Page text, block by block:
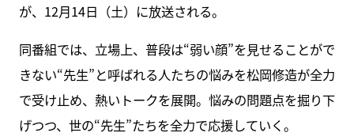
が、12月14日（土）に放送される。
同番組では、立場上、普段は“弱い顔”を見せることがで
きない“先生”と呼ばれる人たちの悩みを松岡修造が全力
で受け止め、熱いトークを展開。悩みの問題点を掘り下
げつつ、世の“先生”たちを全力で応援していく。